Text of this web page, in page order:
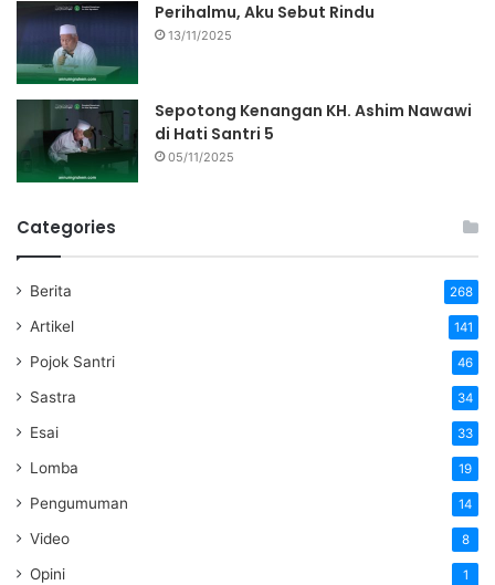
Perihalmu, Aku Sebut Rindu
13/11/2025
Sepotong Kenangan KH. Ashim Nawawi
di Hati Santri 5
05/11/2025
Categories
Berita 268
Artikel 141
Pojok Santri 46
Sastra 34
Esai 33
Lomba 19
Pengumuman 14
Video 8
Opini 1